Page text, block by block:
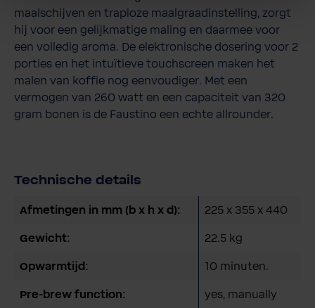
maalschijven en traploze maalgraadinstelling, zorgt
hij voor een gelijkmatige maling en daarmee voor
een volledig aroma. De elektronische dosering voor 2
porties en het intuïtieve touchscreen maken het
malen van koffie nog eenvoudiger. Met een
vermogen van 260 watt en een capaciteit van 320
gram bonen is de Faustino een echte allrounder.
Technische details
Afmetingen in mm (b x h x d): 225 x 355 x 440
Gewicht: 22.5 kg
Opwarmtijd: 10 minuten.
Pre-brew function: yes, manually